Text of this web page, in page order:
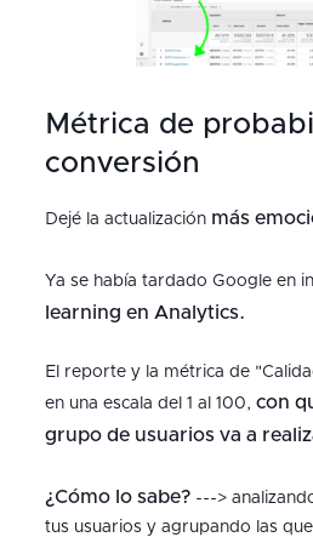
Métrica de
conversión
Dejé la actualización más
Ya se había tardado Google en
learning en Analytics.
El reporte y la métrica de
en una escala del 1 al 100, con
grupo de usuarios va a
¿Cómo lo sabe?--->
tus usuarios y agrupando las